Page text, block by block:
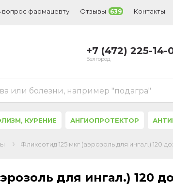
вопрос фармацевту Отзывы 639 Контакты
+7 (472) 225-14-
Белгород
или болезни, например "подагра"
КУРЕНИЕ АНГИОПРОТЕКТОР
Фликсотид 125 мкг (аэрозоль для ингал.) 120
для ингал.) 120